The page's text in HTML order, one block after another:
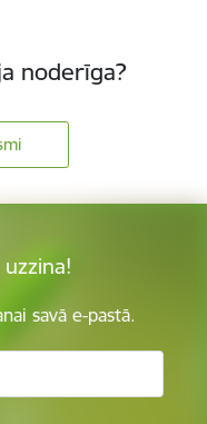
noderīga?
savā e-pastā.